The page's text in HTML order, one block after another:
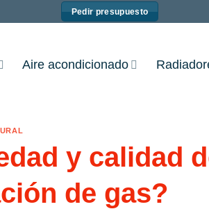
Pedir presupuesto
Aire acondicionado
y calidad
de gas?